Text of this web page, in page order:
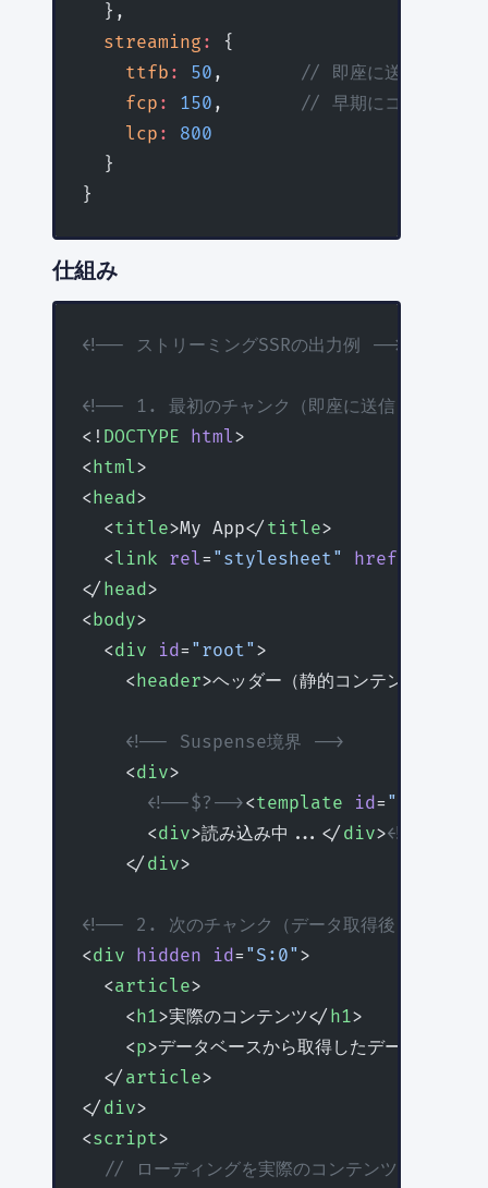
  },
  streaming
:
{
    ttfb
: 50 , // 即座に送信開始
    fcp
: 150 , // 早期にコンテンツ
    lcp
:
800
  }
}
仕組み
<!-- ストリーミングSSRの出力例 -->
<!-- 1. 最初のチャンク（即座に送信） -->
<! DOCTYPE html>
<html>
<head>
  <
title>My App</ title>
  <
link rel= "stylesheet" href
</ head>
<body>
  <
div id= "root" >
    <
header>ヘッダー（静的コンテンツ）</
    <!-- Suspense境界 -->
    <
div>
      <!--$?-->
<template id= "B:0"
      <
div>読み込み中...</ div><!--/$-->
    </
div>
<!-- 2. 次のチャンク（データ取得後） -->
<div hidden id= "S:0" >
  <
article>
    <
h1>実際のコンテンツ</ h1>
    <
p>データベースから取得したデータ</
  </
article>
</ div>
<script>
  // ローディングを実際のコンテンツに置き換え